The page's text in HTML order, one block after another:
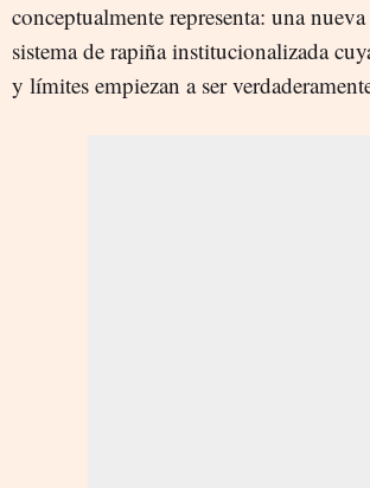
conceptualmente representa: una
sistema de rapiña institucionalizada
y límites empiezan a ser